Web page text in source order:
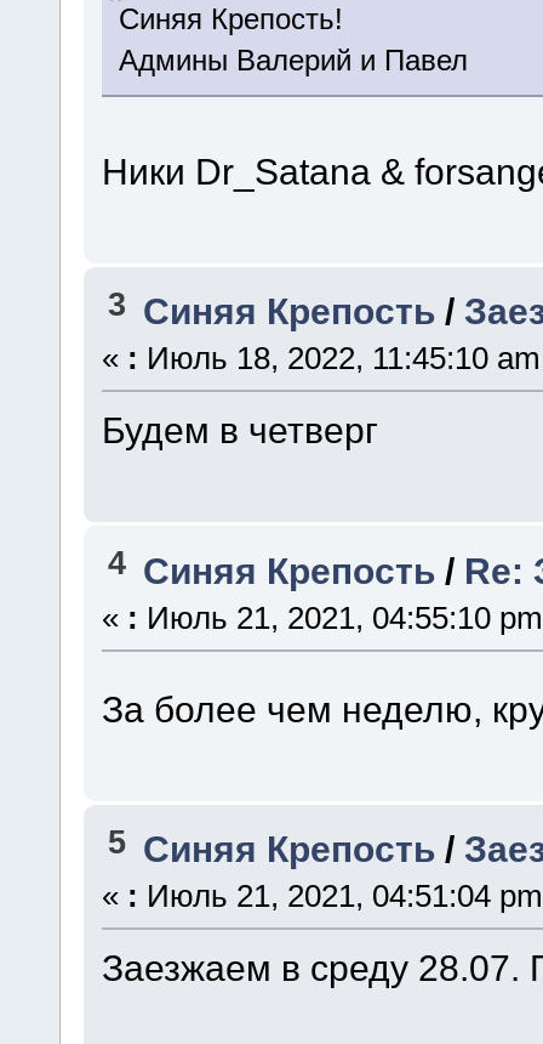
Синяя Крепость!
Админы Валерий и Павел
Ники Dr_Satana &
3 Синяя Крепость /
« : Июль 18, 2022, 11:45:10
Будем в четверг
4 Синяя Крепость / Re:
« : Июль 21, 2021, 04:55:10
За более чем неделю,
5 Синяя Крепость /
« : Июль 21, 2021, 04:51:04
Заезжаем в среду 28.07.